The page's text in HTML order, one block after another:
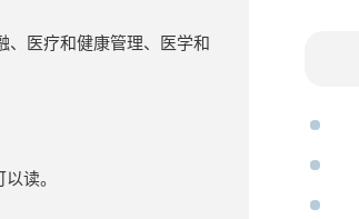
、医疗和健康管理、医学和
读。